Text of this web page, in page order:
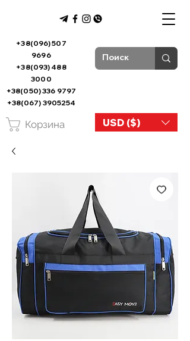
+38(096) 507
9696
+38(093) 488
3000
+38(050) 336 9797
+38(067) 3905254
USD ($)
Корзина